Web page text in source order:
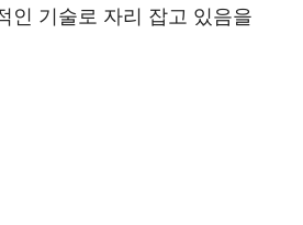
인 기술로 자리 잡고 있음을